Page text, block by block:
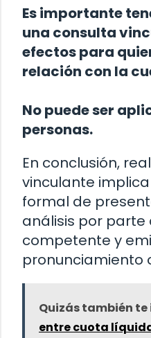
Es importante
una consulta
efectos para
relación con la
No puede ser
personas.
En conclusión,
vinculante
formal de
análisis por
competente y
pronunciamiento
Quizás también te
entre cuota